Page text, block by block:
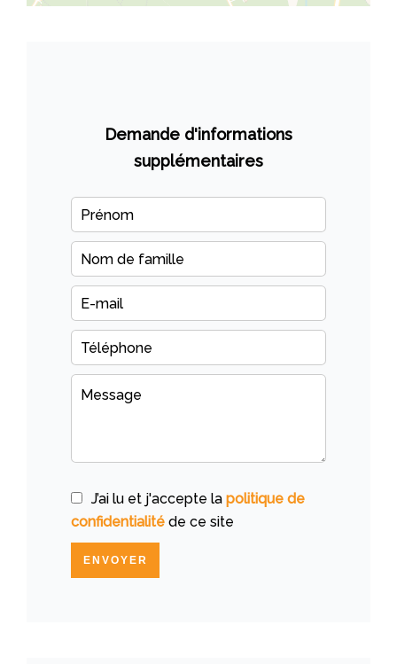
Demande d'informations
supplémentaires
J’ai lu et j'accepte la politique de
confidentialité de ce site
ENVOYER